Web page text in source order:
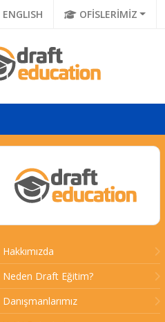
ENGLISH OFİSLERİMİZ
Hakkımızda
Neden Draft Eğitim?
Danışmanlarımız